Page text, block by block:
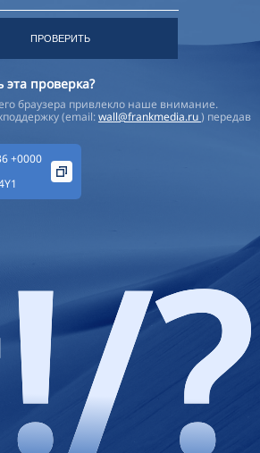
ПРОВЕРИТЬ
эта проверка?
браузера привлекло наше внимание.
(email:wall@frankmedia.ru) передав
+0000